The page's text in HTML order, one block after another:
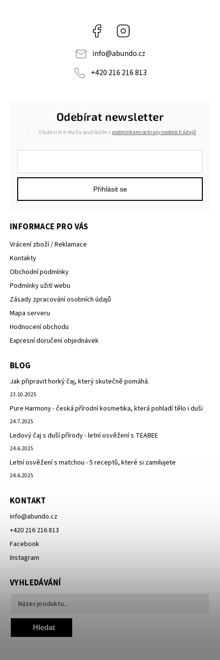
Facebook
info@abundo.cz
+420 216 216 813
INFORMACE PRO VÁS
Vrácení zboží / Reklamace
Kontakty
Obchodní podmínky
Podmínky užití webu
Zásady zpracování osobních údajů
Mapa serveru
Hodnocení obchodu
Expresní doručení objednávek
Odebírat newsletter
Vložením e-mailu souhlasíte s podmínkami ochrany osobních údajů
Přihlásit se
BLOG
Jak připravit horký čaj, který skutečně pomáhá.
23.10.2025
Pure Harmony - česká přírodní kosmetika, která pohladí tělo i duši
24.7.2025
Ledový čaj s duší přírody - letní osvěžení s TEABEE
24.6.2025
Letní osvěžení s matchou - 5 receptů, které si zamilujete
24.6.2025
KONTAKT
info@abundo.cz
+420 216 216 813
Facebook
Instagram
VYHLEDÁVÁNÍ
Hledat